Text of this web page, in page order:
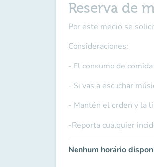
Reserva de
Por este medio se
Consideraciones:
- El consumo de
- Si vas a escuchar
- Mantén el orden y la
-Reporta cualquier
Nenhum horário